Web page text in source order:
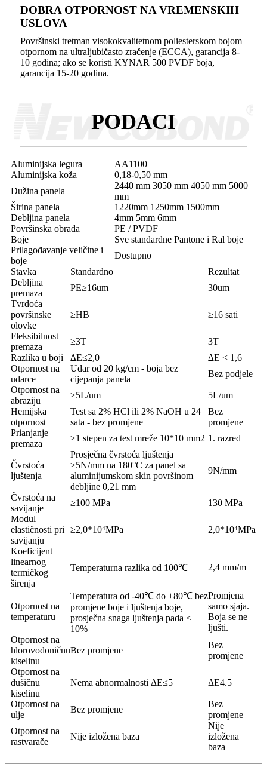
DOBRA OTPORNOST NA VREMENSKIH
USLOVA
Površinski tretman visokokvalitetnom poliesterskom bojom
otpornom na ultraljubičasto zračenje (ECCA), garancija 8-
10 godina; ako se koristi KYNAR 500 PVDF boja,
garancija 15-20 godina.
PODACI
Aluminijska legura
AA1100
Aluminijska koža
0,18-0,50 mm
Dužina panela
2440 mm 3050 mm 4050 mm 5000
mm
Širina panela
1220mm 1250mm 1500mm
Debljina panela
4mm 5mm 6mm
Površinska obrada
PE / PVDF
Boje
Sve standardne Pantone i Ral boje
Prilagođavanje veličine i
boje
Dostupno
Stavka
Standardno
Rezultat
Debljina
premaza
PE≥16um
30um
Tvrdoća
površinske
olovke
≥HB ≥16 sati
Fleksibilnost
premaza
≥3T
3T
Razlika u boji
∆E≤2,0
∆E < 1,6
Otpornost na
udarce
Udar od 20 kg/cm - boja bez
cijepanja panela
Bez podjele
Otpornost na
abraziju
≥5L/um
5L/um
Hemijska
otpornost
Test sa 2% HCl ili 2% NaOH u 24
sata - bez promjene
Bez
promjene
Prianjanje
premaza
≥1 stepen za test mreže 10*10 mm2 1. razred
Čvrstoća
ljuštenja
Prosječna čvrstoća ljuštenja
≥5N/mm na 180°C za panel sa
aluminijumskom skin površinom
debljine 0,21 mm
9N/mm
Čvrstoća na
savijanje
≥100 MPa
130 MPa
Modul
elastičnosti pri
savijanju
≥2,0*10⁴MPa 2,0*10⁴MPa
Koeficijent
linearnog
termičkog
širenja
Temperaturna razlika od 100℃ 2,4 mm/m
Otpornost na
temperaturu
Temperatura od -40℃ do +80℃ bez
promjene boje i ljuštenja boje,
prosječna snaga ljuštenja pada ≤
10%
Promjena
samo sjaja.
Boja se ne
ljušti.
Otpornost na
hlorovodoničnu
kiselinu
Bez promjene
Bez
promjene
Otpornost na
dušičnu
kiselinu
Nema abnormalnosti ΔE≤5 ΔE4.5
Otpornost na
ulje
Bez promjene
Bez
promjene
Otpornost na
rastvarače
Nije izložena baza
Nije
izložena
baza